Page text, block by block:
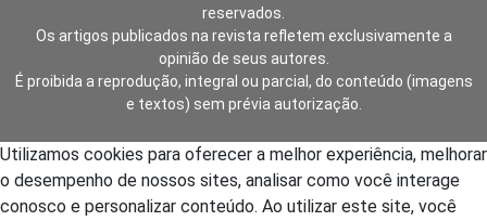
reservados.
Os artigos publicados na revista refletem exclusivamente a
opinião de seus autores.
É proibida a reprodução, integral ou parcial, do conteúdo (imagens
e textos) sem prévia autorização.
Utilizamos cookies para oferecer a melhor experiência, melhorar
o desempenho de nossos sites, analisar como você interage
conosco e personalizar conteúdo. Ao utilizar este site, você